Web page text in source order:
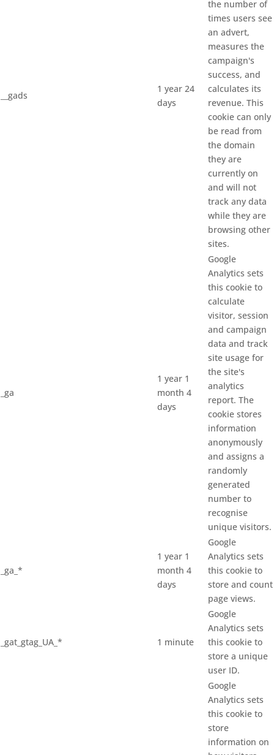
__gads
1 year 24
days
the number of
times users see
an advert,
measures the
campaign's
success, and
calculates its
revenue. This
cookie can only
be read from
the domain
they are
currently on
and will not
track any data
while they are
browsing other
sites.
_ga
1 year 1
month 4
days
Google
Analytics sets
this cookie to
calculate
visitor, session
and campaign
data and track
site usage for
the site's
analytics
report. The
cookie stores
information
anonymously
and assigns a
randomly
generated
number to
recognise
unique visitors.
_ga_*
1 year 1
month 4
days
Google
Analytics sets
this cookie to
store and count
page views.
_gat_gtag_UA_* 1 minute
Google
Analytics sets
this cookie to
store a unique
user ID.
Google
Analytics sets
this cookie to
store
information on